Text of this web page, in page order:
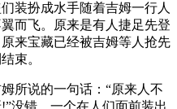
装扮成水手随着吉姆一行人
而飞。原来是有人捷足先登
来宝藏已经被吉姆等人抢先
束。
所说的一句话：“原来人不
没错。一个在人们面前装出